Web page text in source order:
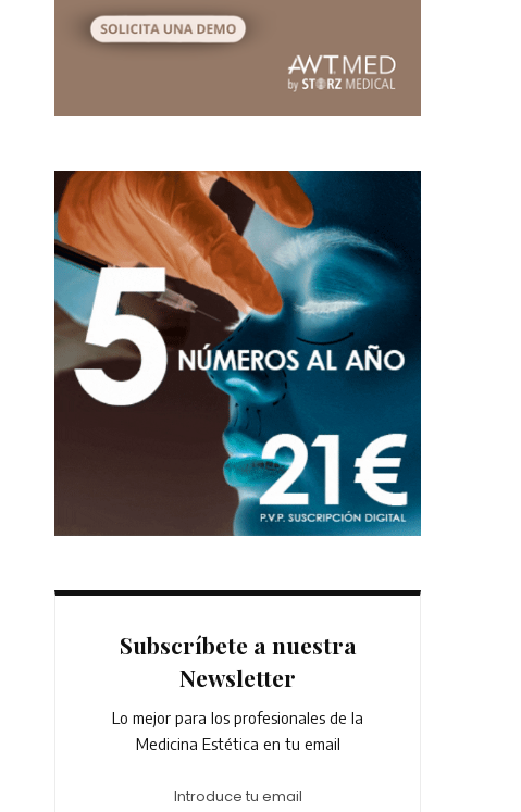
Subscríbete a nuestra
Newsletter
Lo mejor para los profesionales de la
Medicina Estética en tu email